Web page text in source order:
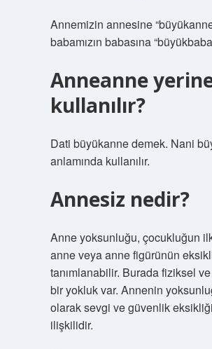
Annemizin annesine
babamızın babasına
Anneanne
kullanılır?
Dati büyükanne demek. Nani
anlamında kullanılır.
Annesiz nedir?
Anne yoksunluğu, çocukluğun
anne veya anne figürünün
tanımlanabilir. Burada fiziksel
bir yokluk var. Annenin
olarak sevgi ve güvenlik
ilişkilidir.